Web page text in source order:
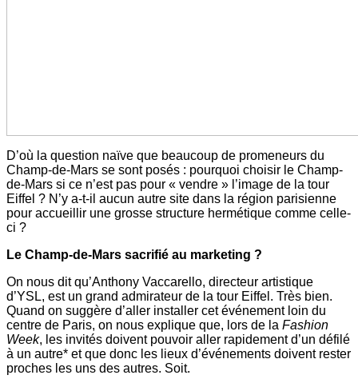
D’où la question naïve que beaucoup de promeneurs du
Champ-de-Mars se sont posés : pourquoi choisir le Champ-
de-Mars si ce n’est pas pour « vendre » l’image de la tour
Eiffel ? N’y a-t-il aucun autre site dans la région parisienne
pour accueillir une grosse structure hermétique comme celle-
ci ?
Le Champ-de-Mars sacrifié au marketing ?
On nous dit qu’Anthony Vaccarello, directeur artistique
d’YSL, est un grand admirateur de la tour Eiffel. Très bien.
Quand on suggère d’aller installer cet événement loin du
centre de Paris, on nous explique que, lors de la Fashion
Week, les invités doivent pouvoir aller rapidement d’un défilé
à un autre* et que donc les lieux d’événements doivent rester
proches les uns des autres. Soit.